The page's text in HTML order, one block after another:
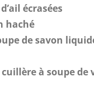
écrasées
haché
de savon
à soupe de